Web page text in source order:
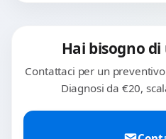
Hai bisogno
Contattaci per un
Diagnosi da €20,